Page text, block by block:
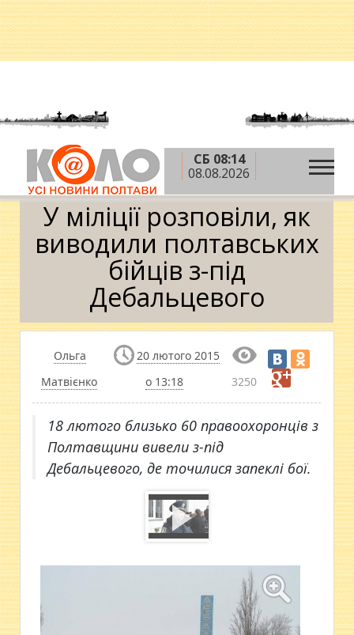
СБ 08:14
08.08.2026
Головна » АТО »У міліції розповіли, як виводили
полтавських бійців з-під Дебальцевого
У міліції розповіли, як
виводили полтавських
бійців з-під
Дебальцевого
Ольга
Матвієнко
20 лютого 2015
о 13:18
3250
18 лютого близько 60 правоохоронців з
Полтавщини вивели з-під
Дебальцевого, де точилися запеклі бої.